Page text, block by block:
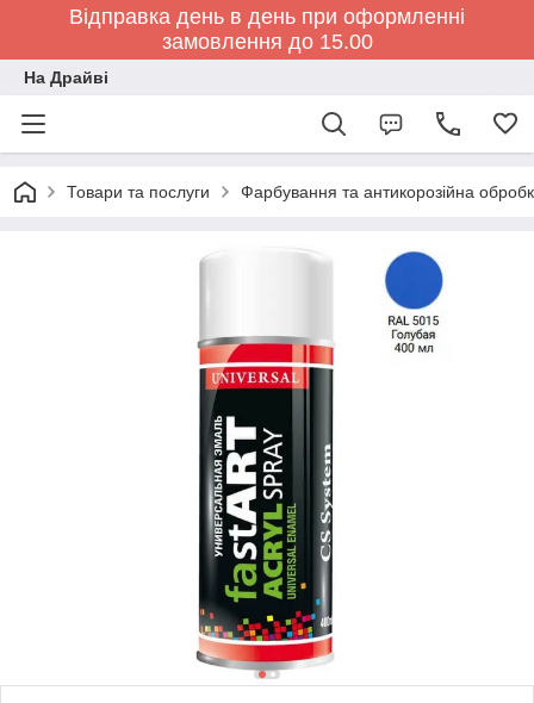
Відправка день в день при оформленні
замовлення до 15.00
На Драйві
Товари та послуги Фарбування та антикорозійна